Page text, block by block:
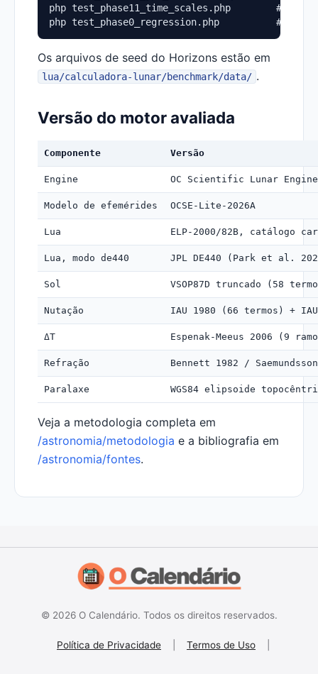
php test_phase11_time_scales.php        #
php test_phase0_regression.php          #
Os arquivos de seed do Horizons estão em
lua/calculadora-lunar/benchmark/data/ .
Versão do motor avaliada
Componente Versão
Engine OC Scientific Lunar
Modelo de efemérides OCSE-Lite-2026A
Lua ELP-2000/82B, catálogo
Lua, modo de440 JPL DE440 (Park et al.
Sol VSOP87D truncado (58
Nutação IAU 1980 (66 termos) +
ΔT Espenak-Meeus 2006 (9
Refração Bennett 1982 /
Paralaxe WGS84 elipsoide
Veja a metodologia completa em
/astronomia/metodologia e a bibliografia em
/astronomia/fontes.
© 2026 O Calendário. Todos os direitos reservados.
Política de Privacidade Termos de Uso